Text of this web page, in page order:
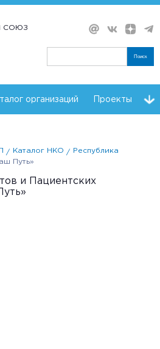
СОЮЗ
Поиск
организаций Проекты
Каталог НКО
Республика
Путь»
и Пациентских